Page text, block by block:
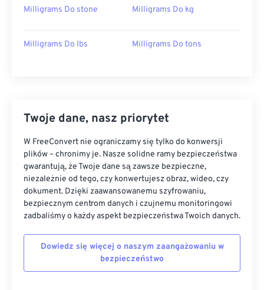
Milligrams Do stone Milligrams Do kg
Milligrams Do lbs Milligrams Do tons
Twoje dane, nasz priorytet
W FreeConvert nie ograniczamy się tylko do konwersji
plików – chronimy je. Nasze solidne ramy bezpieczeństwa
gwarantują, że Twoje dane są zawsze bezpieczne,
niezależnie od tego, czy konwertujesz obraz, wideo, czy
dokument. Dzięki zaawansowanemu szyfrowaniu,
bezpiecznym centrom danych i czujnemu monitoringowi
zadbaliśmy o każdy aspekt bezpieczeństwa Twoich danych.
Dowiedz się więcej o naszym zaangażowaniu w
bezpieczeństwo